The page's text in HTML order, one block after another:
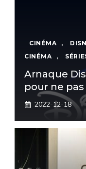
CINÉMA ,
CINÉMA
,
Arnaque
pour ne
2022-12-18